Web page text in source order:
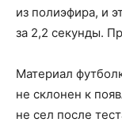
из полиэфира, и
за 2,2 секунды.
Материал
не склонен к
не сел после